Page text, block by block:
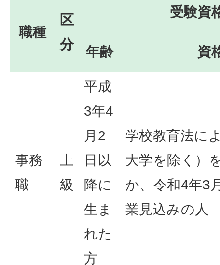
職種
区
分
受験資
年齢 資
事務
職
上
級
平成
3年4
月2
日以
降に
生ま
れた
方
学校教育法に
大学を除く）
か、令和4年3
業見込みの人